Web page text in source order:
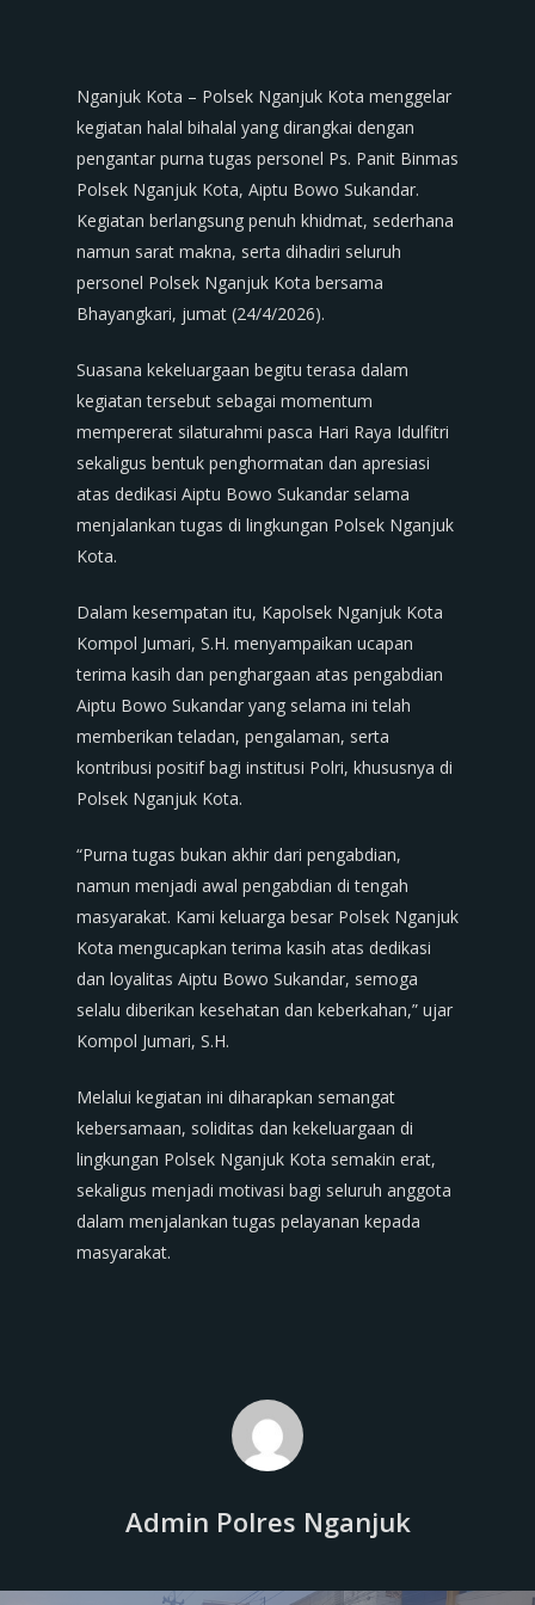
Nganjuk Kota – Polsek Nganjuk Kota menggelar
kegiatan halal bihalal yang dirangkai dengan
pengantar purna tugas personel Ps. Panit Binmas
Polsek Nganjuk Kota, Aiptu Bowo Sukandar.
Kegiatan berlangsung penuh khidmat, sederhana
namun sarat makna, serta dihadiri seluruh
personel Polsek Nganjuk Kota bersama
Bhayangkari, jumat (24/4/2026).
Suasana kekeluargaan begitu terasa dalam
kegiatan tersebut sebagai momentum
mempererat silaturahmi pasca Hari Raya Idulfitri
sekaligus bentuk penghormatan dan apresiasi
atas dedikasi Aiptu Bowo Sukandar selama
menjalankan tugas di lingkungan Polsek Nganjuk
Kota.
Dalam kesempatan itu, Kapolsek Nganjuk Kota
Kompol Jumari, S.H. menyampaikan ucapan
terima kasih dan penghargaan atas pengabdian
Aiptu Bowo Sukandar yang selama ini telah
memberikan teladan, pengalaman, serta
kontribusi positif bagi institusi Polri, khususnya di
Polsek Nganjuk Kota.
“Purna tugas bukan akhir dari pengabdian,
namun menjadi awal pengabdian di tengah
masyarakat. Kami keluarga besar Polsek Nganjuk
Kota mengucapkan terima kasih atas dedikasi
dan loyalitas Aiptu Bowo Sukandar, semoga
selalu diberikan kesehatan dan keberkahan,” ujar
Kompol Jumari, S.H.
Melalui kegiatan ini diharapkan semangat
kebersamaan, soliditas dan kekeluargaan di
lingkungan Polsek Nganjuk Kota semakin erat,
sekaligus menjadi motivasi bagi seluruh anggota
dalam menjalankan tugas pelayanan kepada
masyarakat.
Admin Polres Nganjuk